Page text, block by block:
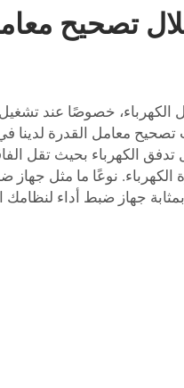
تصحيح
الكهرباء، خصوصًا عند
تصحيح معامل القدرة لدينا
الكهرباء بحيث تقل
نوعًا ما مثل جهاز
جهاز ضبط أداء لنظامك